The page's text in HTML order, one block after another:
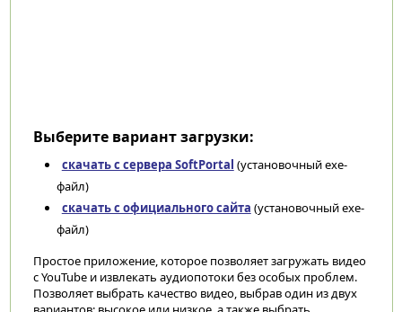
Выберите вариант загрузки:
скачать с сервера SoftPortal (установочный exe-
файл)
скачать с официального сайта (установочный exe-
файл)
Простое приложение, которое позволяет загружать видео
с YouTube и извлекать аудиопотоки без особых проблем.
Позволяет выбрать качество видео, выбрав один из двух